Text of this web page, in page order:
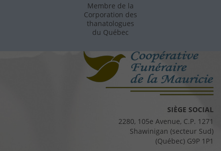
Membre de la
Corporation des
thanatologues
du Québec
SIÈGE SOCIAL
2280, 105e Avenue, C.P. 1271
Shawinigan (secteur Sud)
(Québec) G9P 1P1